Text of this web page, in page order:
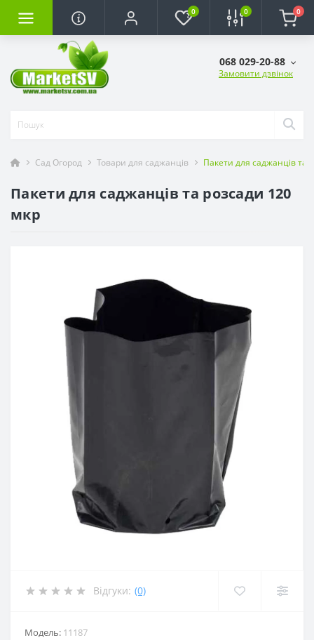
0 0 0
068 029-20-88
Замовити дзвінок
Сад Огород Товари для саджанців Пакети для саджанців та
Пакети для саджанців та розсади 120
мкр
Відгуки: (0)
Модель: 11187